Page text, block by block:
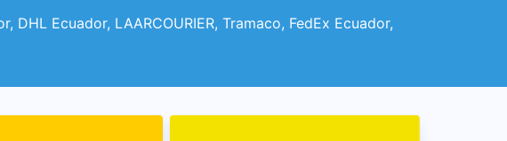
Ecuador, LAARCOURIER, Tramaco, FedEx Ecuador,